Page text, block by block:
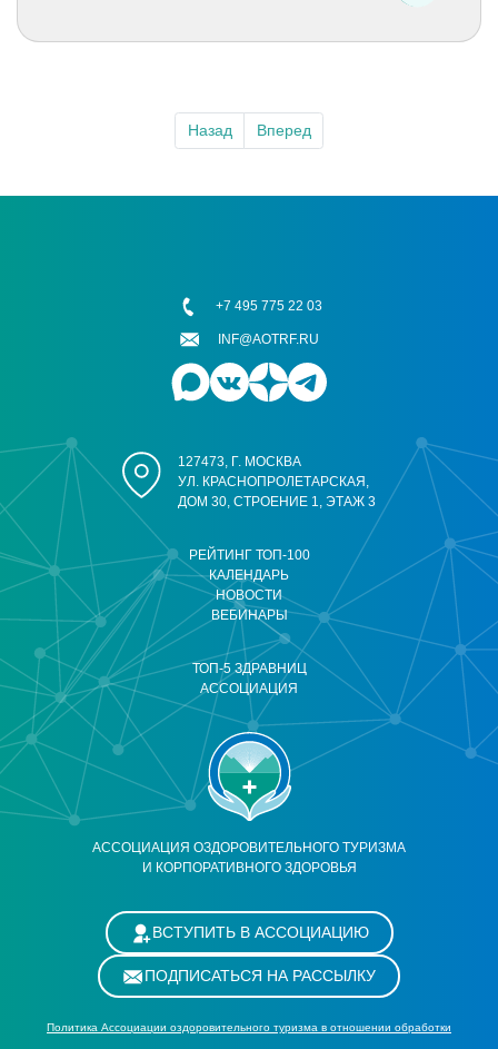
Назад Вперед
АССОЦИАЦИЯ ОЗДОРОВИТЕЛЬНОГО ТУРИЗМА
И КОРПОРАТИВНОГО ЗДОРОВЬЯ
РЕЙТИНГ ТОП-100
КАЛЕНДАРЬ
НОВОСТИ
ВЕБИНАРЫ
ТОП-5 ЗДРАВНИЦ
АССОЦИАЦИЯ
127473, Г. МОСКВА
УЛ. КРАСНОПРОЛЕТАРСКАЯ,
ДОМ 30, СТРОЕНИЕ 1, ЭТАЖ 3
+7 495 775 22 03
INF@AOTRF.RU
ВСТУПИТЬ В АССОЦИАЦИЮ
ПОДПИСАТЬСЯ НА РАССЫЛКУ
Политика Ассоциации оздоровительного туризма в отношении обработки